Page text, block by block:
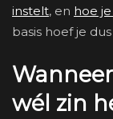
instelt, en hoe
basis hoef je
wél zin